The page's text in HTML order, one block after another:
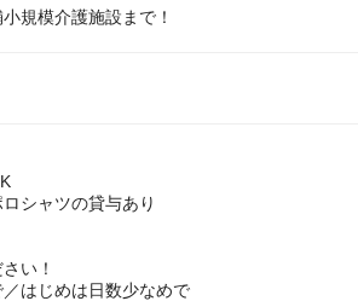
規模介護施設まで！
シャツの貸与あり
い！
はじめは日数少なめで